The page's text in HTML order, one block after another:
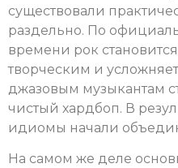
существовали
раздельно. По
времени рок
творческим и
джазовым музыкантам
чистый хардбоп. В
идиомы начали
На самом же деле